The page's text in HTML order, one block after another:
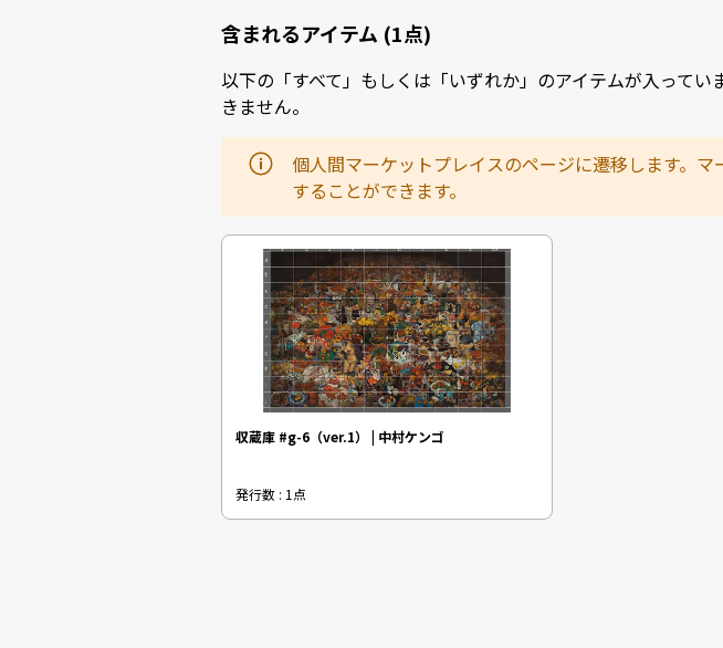
含まれるアイテム (1点)
以下の「すべて」もしくは「いずれか」のアイテムが入って
きません。
個人間マーケットプレイスのページに遷移します。
することができます。
収蔵庫 #g-6（ver.1） | 中村ケンゴ
発行数 : 1点